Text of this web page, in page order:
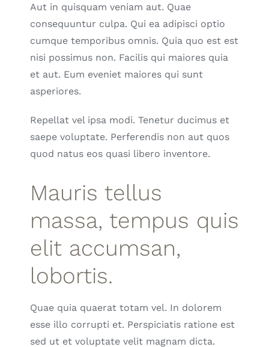
Aut in quisquam veniam aut. Quae
consequuntur culpa. Qui ea adipisci optio
cumque temporibus omnis. Quia quo est est
nisi possimus non. Facilis qui maiores quia
et aut. Eum eveniet maiores qui sunt
asperiores.
Repellat vel ipsa modi. Tenetur ducimus et
saepe voluptate. Perferendis non aut quos
quod natus eos quasi libero inventore.
Mauris tellus
massa, tempus quis
elit accumsan,
lobortis.
Quae quia quaerat totam vel. In dolorem
esse illo corrupti et. Perspiciatis ratione est
sed ut et voluptate velit magnam dicta.